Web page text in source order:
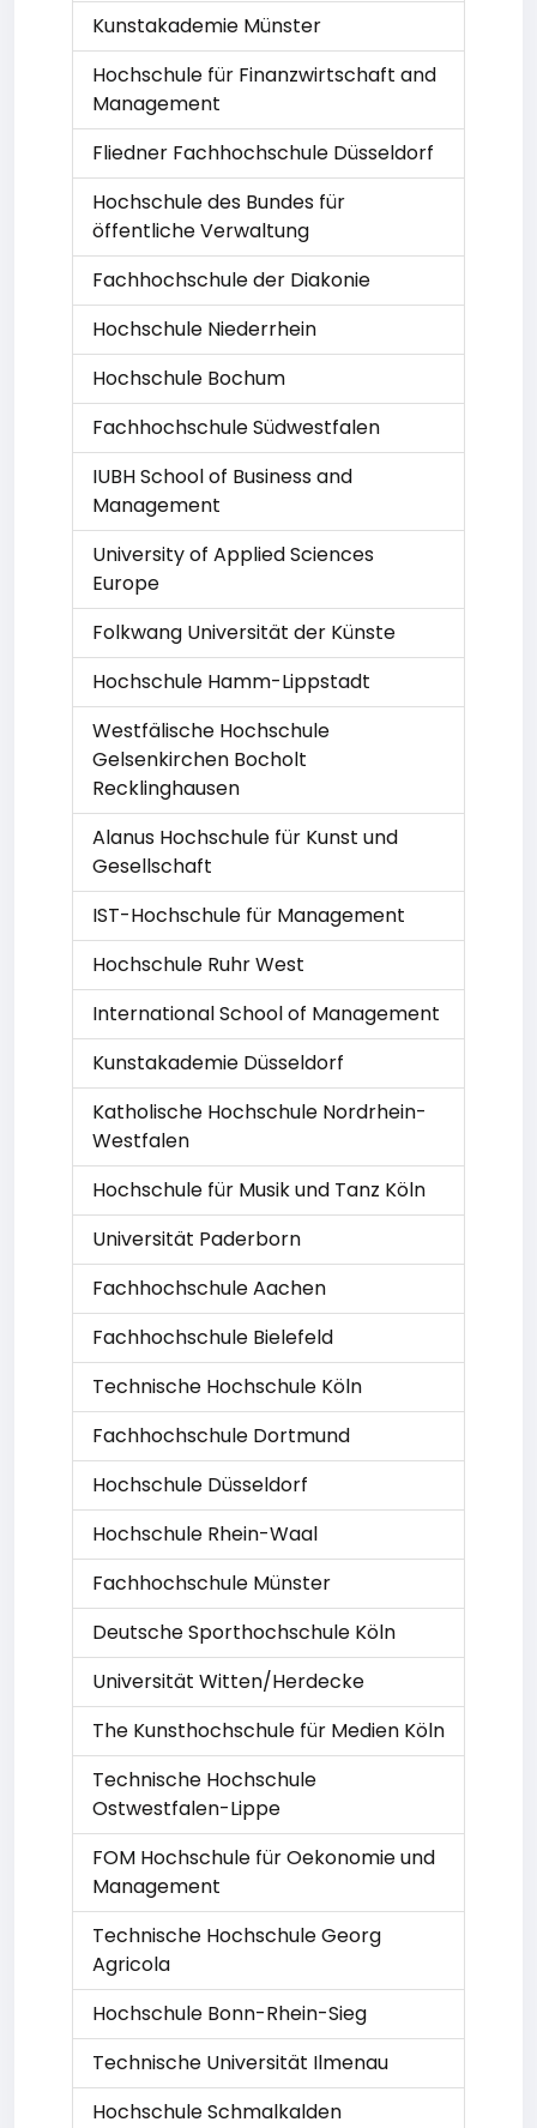
Kunstakademie Münster
Hochschule für Finanzwirtschaft and
Management
Fliedner Fachhochschule Düsseldorf
Hochschule des Bundes für
öffentliche Verwaltung
Fachhochschule der Diakonie
Hochschule Niederrhein
Hochschule Bochum
Fachhochschule Südwestfalen
IUBH School of Business and
Management
University of Applied Sciences
Europe
Folkwang Universität der Künste
Hochschule Hamm-Lippstadt
Westfälische Hochschule
Gelsenkirchen Bocholt
Recklinghausen
Alanus Hochschule für Kunst und
Gesellschaft
IST-Hochschule für Management
Hochschule Ruhr West
International School of Management
Kunstakademie Düsseldorf
Katholische Hochschule Nordrhein-
Westfalen
Hochschule für Musik und Tanz Köln
Universität Paderborn
Fachhochschule Aachen
Fachhochschule Bielefeld
Technische Hochschule Köln
Fachhochschule Dortmund
Hochschule Düsseldorf
Hochschule Rhein-Waal
Fachhochschule Münster
Deutsche Sporthochschule Köln
Universität Witten/Herdecke
The Kunsthochschule für Medien Köln
Technische Hochschule
Ostwestfalen-Lippe
FOM Hochschule für Oekonomie und
Management
Technische Hochschule Georg
Agricola
Hochschule Bonn-Rhein-Sieg
Technische Universität Ilmenau
Hochschule Schmalkalden